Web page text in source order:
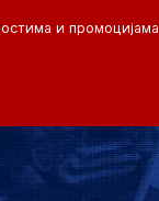
и промоцијама